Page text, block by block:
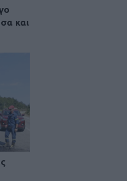
και